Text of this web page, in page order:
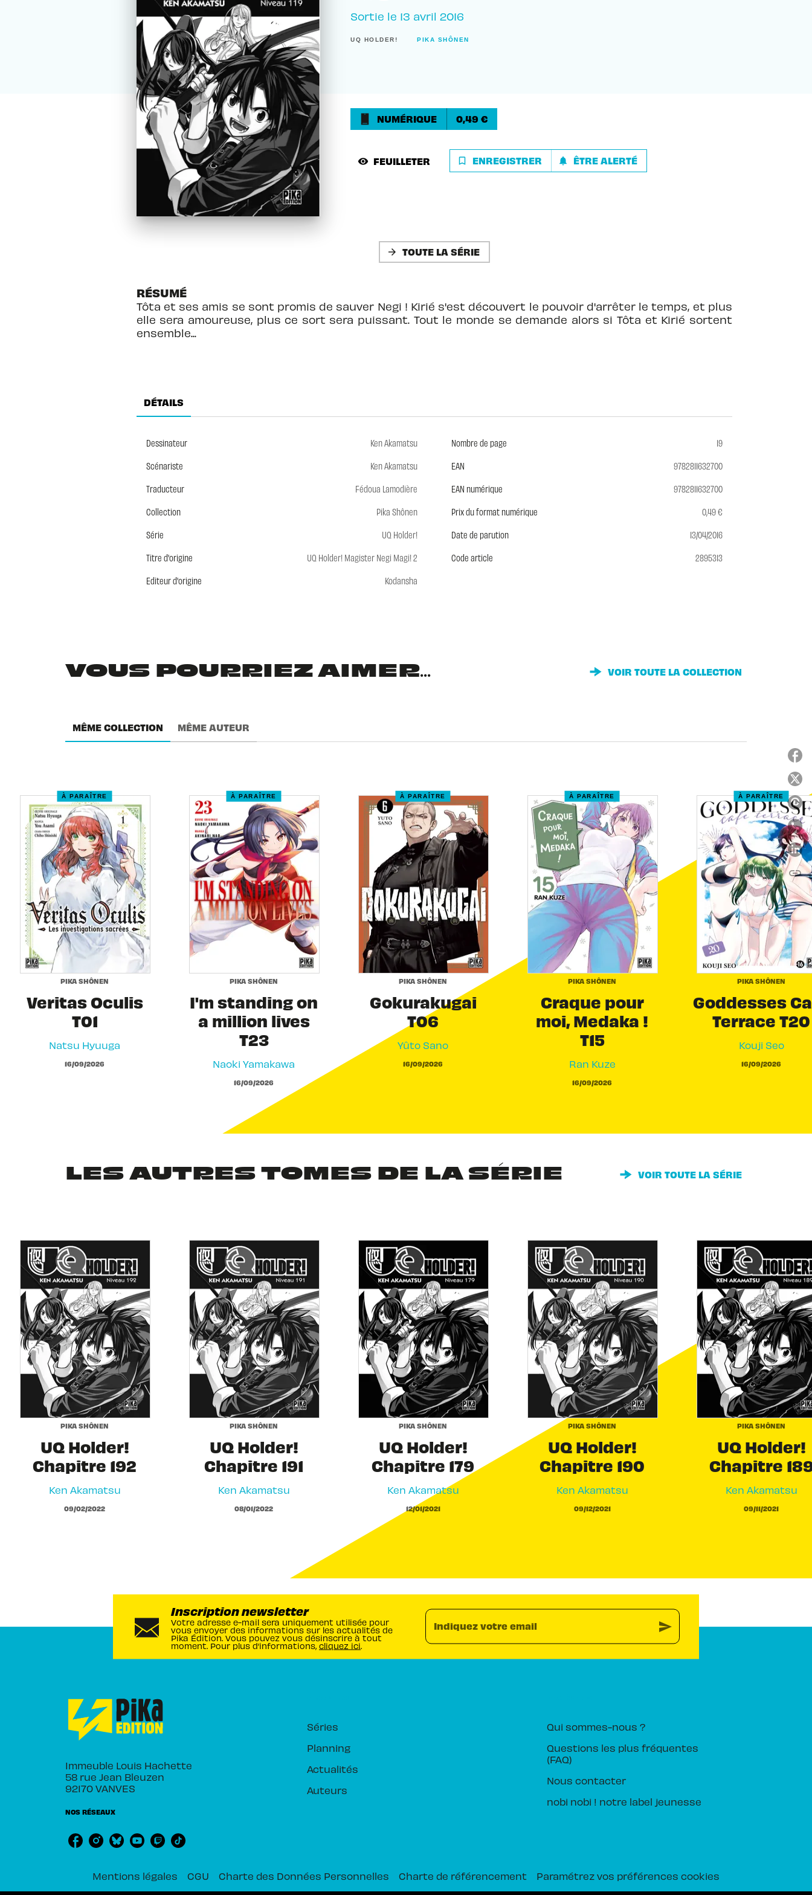
Sortie le 13 avril 2016
UQ HOLDER! PIKA SHÔNEN
NUMÉRIQUE 0,49 €
visibility FEUILLETER bookmark_border ENREGISTRER notifications ÊTRE ALERTÉ
arrow_forward TOUTE LA SÉRIE
RÉSUMÉ
Tôta et ses amis se sont promis de sauver Negi ! Kirié s'est découvert le pouvoir d'arrêter le temps, et plus
elle sera amoureuse, plus ce sort sera puissant. Tout le monde se demande alors si Tôta et Kirié sortent
ensemble...
DÉTAILS
Dessinateur
Ken Akamatsu
Scénariste
Ken Akamatsu
Traducteur
Fédoua Lamodière
Collection
Pika Shônen
Série
UQ Holder!
Titre d'origine
UQ Holder! Magister Negi Magi! 2
Editeur d'origine
Kodansha
Nombre de page
19
EAN
9782811632700
EAN numérique
9782811632700
Prix du format numérique
0,49 €
Date de parution
13/04/2016
Code article
2895313
VOUS POURRIEZ AIMER... VOIR TOUTE LA COLLECTION
MÊME COLLECTION MÊME AUTEUR
À PARAÎTRE
PIKA SHÔNEN
Veritas Oculis
T01
Natsu Hyuuga
16/09/2026
À PARAÎTRE
PIKA SHÔNEN
I'm standing on
a million lives
T23
Naoki Yamakawa
16/09/2026
À PARAÎTRE
PIKA SHÔNEN
Gokurakugai
T06
Yûto Sano
16/09/2026
À PARAÎTRE
PIKA SHÔNEN
Craque pour
moi, Medaka !
T15
Ran Kuze
16/09/2026
À PARAÎTRE
PIKA SHÔNEN
Goddesses
Terrace T20
Kouji Seo
16/09/2026
LES AUTRES TOMES DE LA SÉRIE VOIR TOUTE LA SÉRIE
PIKA SHÔNEN
UQ Holder!
Chapitre 192
Ken Akamatsu
09/02/2022
PIKA SHÔNEN
UQ Holder!
Chapitre 191
Ken Akamatsu
08/01/2022
PIKA SHÔNEN
UQ Holder!
Chapitre 179
Ken Akamatsu
12/01/2021
PIKA SHÔNEN
UQ Holder!
Chapitre 190
Ken Akamatsu
09/12/2021
PIKA SHÔNEN
UQ Holder!
Chapitre
Ken Akamatsu
09/11/2021
link
Inscription newsletter
Votre adresse e-mail sera uniquement utilisée pour
vous envoyer des informations sur les actualités de
Pika Édition. Vous pouvez vous désinscrire à tout
moment. Pour plus d’informations, cliquez ici.
Indiquez votre email send
Immeuble Louis Hachette
58 rue Jean Bleuzen
92170 VANVES
NOS RÉSEAUX
Séries
Planning
Actualités
Auteurs
Qui sommes-nous ?
Questions les plus fréquentes
(FAQ)
Nous contacter
nobi nobi ! notre label jeunesse
Mentions légales CGU Charte des Données Personnelles Charte de référencement Paramétrez vos préférences cookies